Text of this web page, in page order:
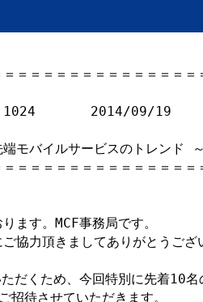
＝＝＝＝＝＝＝＝＝＝＝＝＝＝
　 　　 2014/09/19
モバイルサービスのトレンド ～
＝＝＝＝＝＝＝＝＝＝＝＝＝＝
ます。MCF事務局です。
協力頂きましてありがとうござ
だくため、今回特別に先着10名
招待させていただきます。